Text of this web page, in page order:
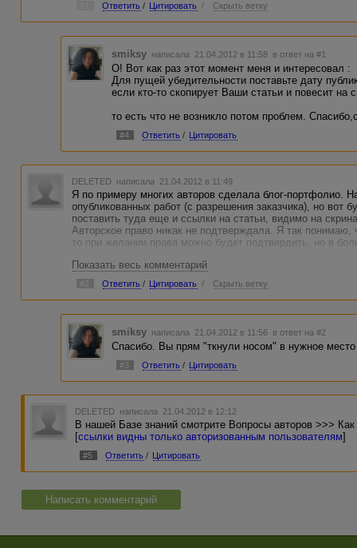
Ответить / Цитировать / Скрыть ветку
smiksy написала 21.04.2012 в 11:58 в ответ на #1
О! Вот как раз этот момент меня и интересовал :
Для пущей убедительности поставьте дату
если кто-то скопирует Ваши статьи и повесит на
то есть что не возникло потом проблем.
#4 Ответить / Цитировать
DELETED написала 21.04.2012 в 11:49
Я по примеру многих авторов сделала блог-портфолио.
опубликованных работ (с разрешения заказчика), но вот
поставить туда еще и ссылки на статьи, видимо на
Авторское право никак не подтверждала. Я так понимаю,
то при желании права можно будет подтвердить, но в
будущей работе. Блоги авторов можно посмотреть здесь:
http://advego.ru/blog/read/google/150850
Показать весь комментарий
#2 Ответить / Цитировать / Скрыть ветку
smiksy написала 21.04.2012 в 11:56 в ответ на #2
Спасибо. Вы прям "ткнули носом" в нужное
#3 Ответить / Цитировать
DELETED написала 21.04.2012 в 12:12
В нашей Базе знаний смотрите Вопросы авторов >>>
[ссылки видны только авторизованным пользователям]
#5 Ответить / Цитировать
Написать комментарий